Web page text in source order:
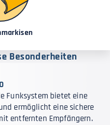
Besonderheiten
Funksystem bietet eine
ermöglicht eine sichere
entfernten Empfängern.